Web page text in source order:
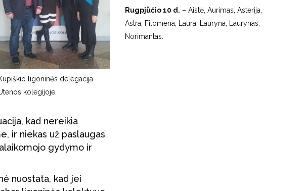
ligoninės delegacija
kolegijoje.
kad nereikia
ir niekas už paslaugas
gydymo ir
nuostata, kad jei
Rugpjūčio 10 d. – Aistė, Aurimas, Asterija,
Astra, Filomena, Laura, Lauryna, Laurynas,
Norimantas.